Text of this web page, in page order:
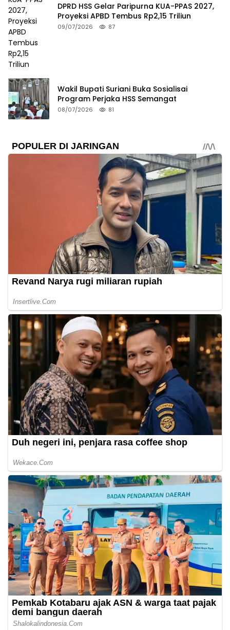
DPRD HSS Gelar Paripurna KUA-PPAS 2027,
Proyeksi APBD Tembus Rp2,15 Triliun
09/07/2026 87
Wakil Bupati Suriani Buka Sosialisai
Program Perjaka HSS Semangat
08/07/2026 81